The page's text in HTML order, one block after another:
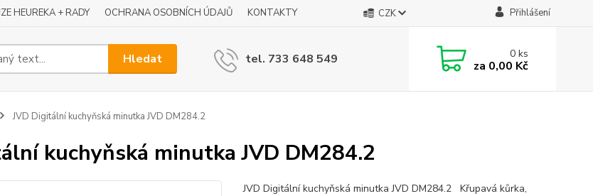
HEUREKA + RADY OCHRANA OSOBNÍCH ÚDAJŮ KONTAKTY CZK Přihlášení
Hledat tel. 733 648 549 0ks
za 0,00 Kč
JVD Digitální kuchyňská minutka JVD DM284.2
kuchyňská minutka JVD DM284.2
JVD Digitální kuchyňská minutka JVD DM284.2 Křupavá kůrka,